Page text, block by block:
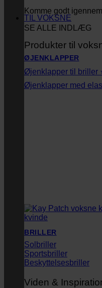
Komme godt
SE ALLE INDLÆG
TIL VOKSNE
Produkter til
ØJENKLAPPER
Øjenklapper til briller
Øjenklapper med
BRILLER
Solbriller
Sportsbriller
Beskyttelsesbriller
Viden &